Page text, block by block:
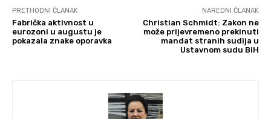
PRETHODNI ČLANAK
Fabrička aktivnost u
eurozoni u augustu je
pokazala znake oporavka
NAREDNI ČLANAK
Christian Schmidt: Zakon ne
može prijevremeno prekinuti
mandat stranih sudija u
Ustavnom sudu BiH